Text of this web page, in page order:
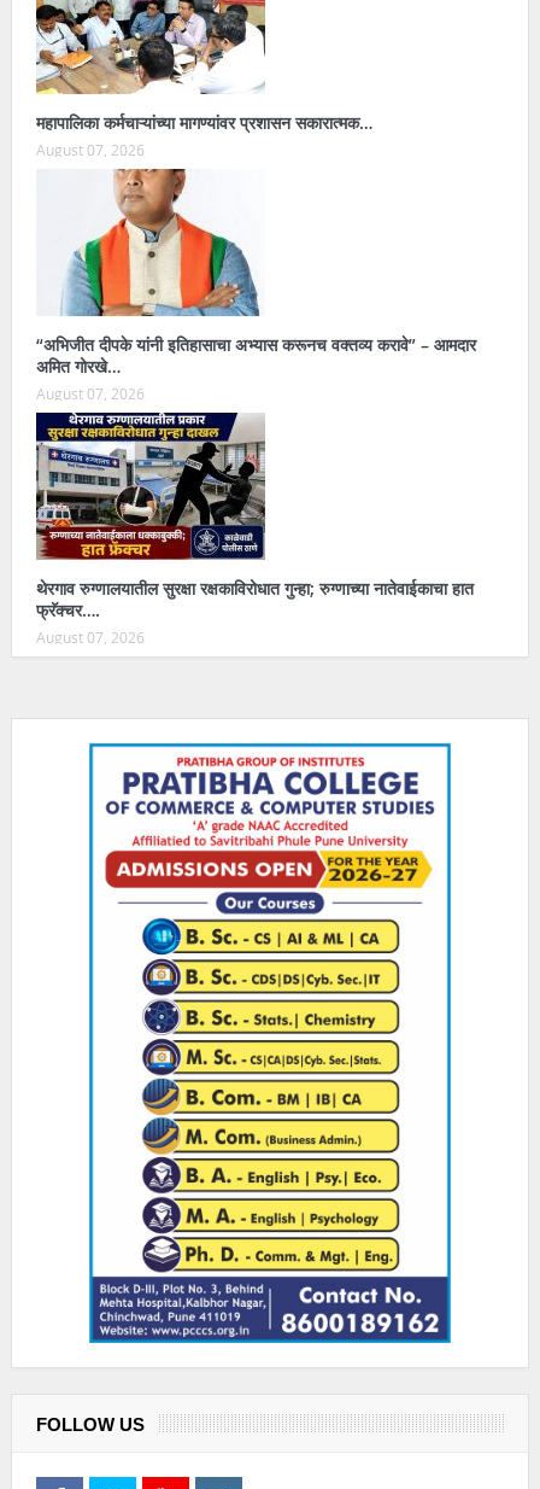
महापालिका कर्मचाऱ्यांच्या मागण्यांवर प्रशासन सकारात्मक…
August 07, 2026
“अभिजीत दीपके यांनी इतिहासाचा अभ्यास करूनच वक्तव्य करावे” – आमदार
अमित गोरखे…
August 07, 2026
थेरगाव रुग्णालयातील सुरक्षा रक्षकाविरोधात गुन्हा; रुग्णाच्या नातेवाईकाचा हात
फ्रॅक्चर….
August 07, 2026
FOLLOW US